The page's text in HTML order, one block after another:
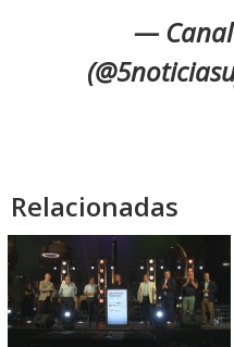
—
Relacionadas